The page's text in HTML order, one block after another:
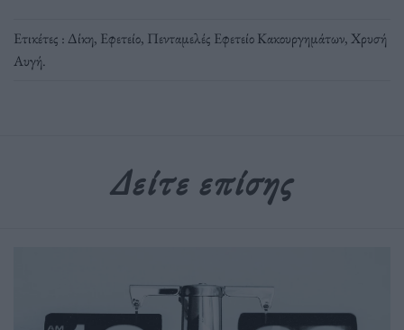
Ετικέτες : Δίκη, Εφετείο, Πενταμελές Εφετείο Κακουργημάτων,Χρυσή
Αυγή.
Δείτε επίσης